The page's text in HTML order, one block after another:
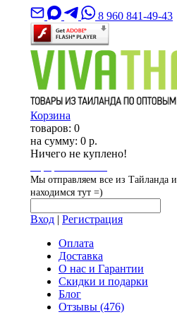
8 960 841-49-43
Корзина
товаров: 0
на сумму: 0 р.
Ничего не куплено!
Мы отправляем все из Тайланда и
находимся тут =)
Вход | Регистрация
Оплата
Доставка
О нас и Гарантии
Скидки и подарки
Блог
Отзывы (476)